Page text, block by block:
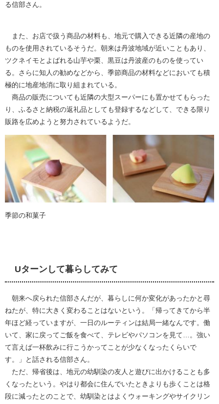
る信部さん。
また、お店で扱う商品の材料も、地元で購入できる近隣の産地の
ものを使用されているそうだ。朝来は丹波地域が近いこともあり、
ツクネイモとよばれる山芋や栗、黒豆は丹波産のものを使ってい
る。さらに知人の勧めなどから、季節商品の材料などにおいても積
極的に地産地消に取り組まれている。
商品の販売についても近隣の大型スーパーにも置かせてもらった
り、ふるさと納税の返礼品としても登録するなどして、できる限り
販路を広めようと努力されているようだ。
季節の和菓子
Uターンして暮らしてみて
朝来へ戻られた信部さんだが、暮らしに何か変化があったかと尋
ねたが、特に大きく変わることはないという。「帰ってきてから半
年ほど経っていますが、一日のルーティンは結局一緒なんです。働
いて、家に戻ってご飯を食べて、テレビやパソコンを見て…。強い
て言えば一杯飲みに行こうかってことが少なくなったくらいで
す。」と話される信部さん。
ただ、帰省後は、地元の幼馴染の友人と遊びに出かけることも多
くなったという。やはり都会に住んでいたときよりも歩くことは格
段に減ったとのことで、幼馴染とはよくウォーキングやサイクリン